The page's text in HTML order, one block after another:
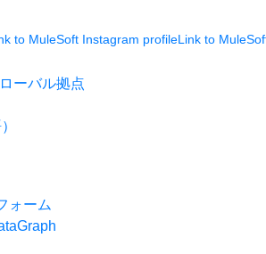
ーバル拠点
ォーム
to MuleSoft Instagram profileLink to